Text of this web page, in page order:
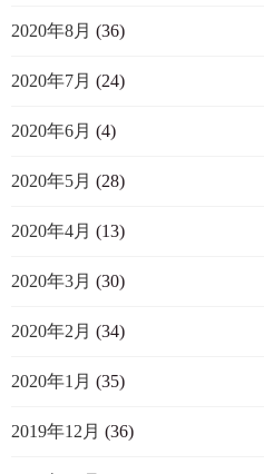
2020年8月 (36)
2020年7月 (24)
2020年6月 (4)
2020年5月 (28)
2020年4月 (13)
2020年3月 (30)
2020年2月 (34)
2020年1月 (35)
2019年12月 (36)